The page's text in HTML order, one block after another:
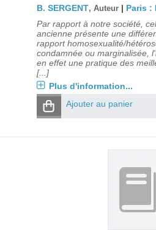
B. SERGENT, Auteur | Paris :
Par rapport à notre société,
ancienne présente une
rapport homosexualité/
condamnée ou marginalisée,
en effet une pratique des
[...]
Plus d'information...
Ajouter au panier